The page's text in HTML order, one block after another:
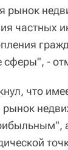
рынок
частных
сферы", -
что